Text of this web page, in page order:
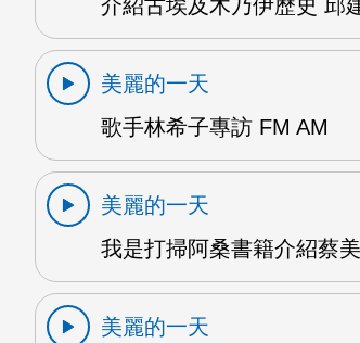
介紹古埃及木乃伊歷史 邱
美麗的一天
歌手林希子專訪 FM AM
美麗的一天
我是打掃阿桑書籍介紹蔡
美麗的一天